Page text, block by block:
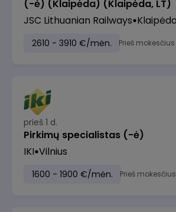
(-ė) (Klaipėda) (Klaipėda, LT)
JSC Lithuanian Railways Klaipėda
2610 - 3910 €/mėn. Prieš mokesčius
prieš 1 d.
Pirkimų specialistas (-ė)
IKI Vilnius
1600 - 1900 €/mėn. Prieš mokesčius